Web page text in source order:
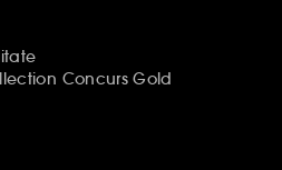
Concurs Gold